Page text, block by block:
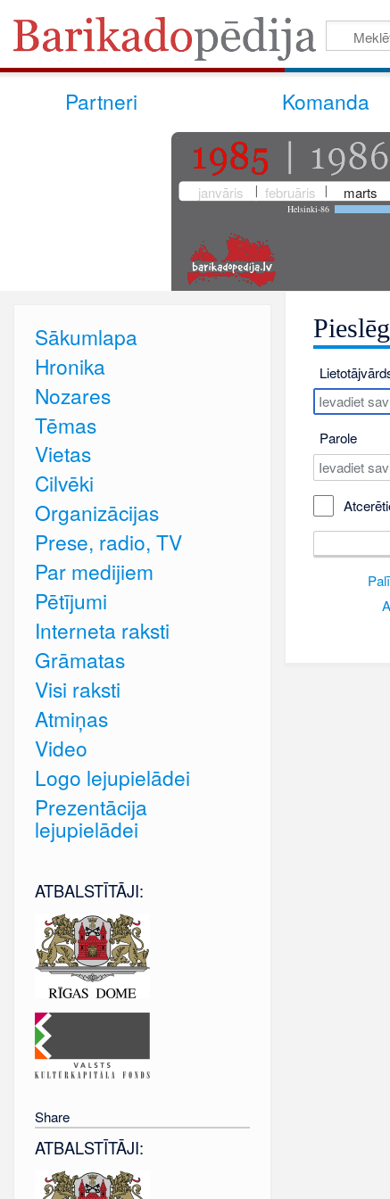
Partneri Komanda
janvāris februāris marts
Helsinki-86
Parole
Sākumlapa
Hronika
Nozares
Tēmas
Vietas
Cilvēki
Organizācijas
Prese, radio, TV
Par medijiem
Pētījumi
Interneta raksti
Grāmatas
Visi raksti
Atmiņas
Video
Logo lejupielādei
Prezentācija
lejupielādei
ATBALSTĪTĀJI:
Share
ATBALSTĪTĀJI: